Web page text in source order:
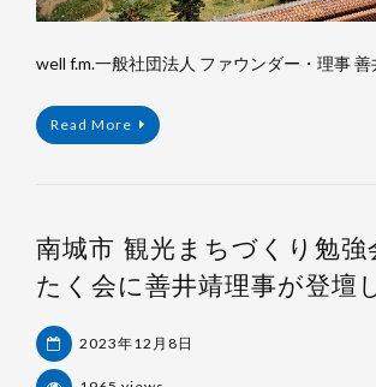
well f.m.一般社団法人 ファウンダー・理事
Read More
南城市 観光まちづくり勉強
たく会に善井靖理事が登壇
2023年12月8日